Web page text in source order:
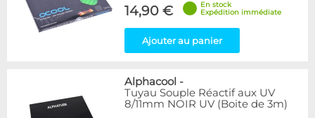
14,90 €
En stock
Expédition immédiate
Ajouter au panier
Alphacool -
Tuyau Souple Réactif aux UV
8/11mm NOIR UV (Boite de 3m)